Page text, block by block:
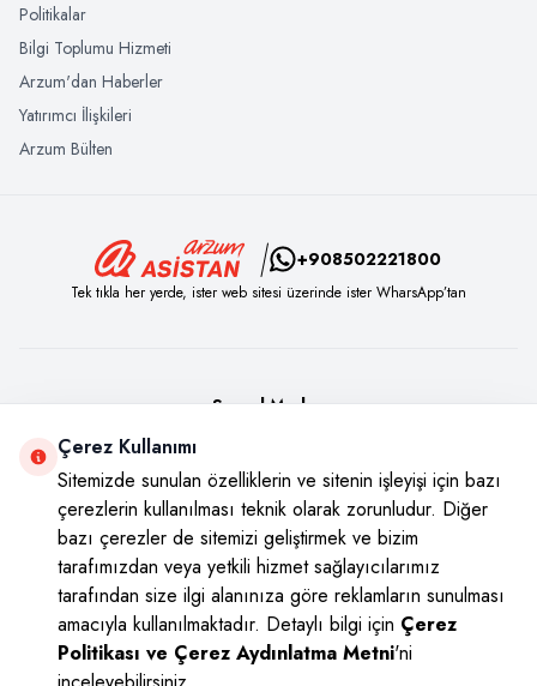
Politikalar
Bilgi Toplumu Hizmeti
Arzum'dan Haberler
Yatırımcı İlişkileri
Arzum Bülten
+908502221800
Tek tıkla her yerde, ister web sitesi üzerinde ister WharsApp’tan
Sosyal Medya
Çerez Kullanımı
Sitemizde sunulan özelliklerin ve sitenin işleyişi için bazı
çerezlerin kullanılması teknik olarak zorunludur. Diğer
bazı çerezler de sitemizi geliştirmek ve bizim
tarafımızdan veya yetkili hizmet sağlayıcılarımız
tarafından size ilgi alanınıza göre reklamların sunulması
amacıyla kullanılmaktadır. Detaylı bilgi için Çerez
Politikası ve Çerez Aydınlatma Metni'ni